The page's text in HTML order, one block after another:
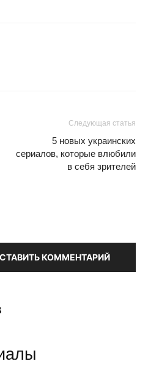
Следующая статья
5 новых украинских
сериалов, которые влюбили
в себя зрителей
КОММЕНТАРИЙ